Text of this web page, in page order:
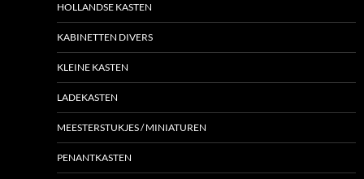
HOLLANDSE KASTEN
KABINETTEN DIVERS
KLEINE KASTEN
LADEKASTEN
MEESTERSTUKJES / MINIATUREN
PENANTKASTEN